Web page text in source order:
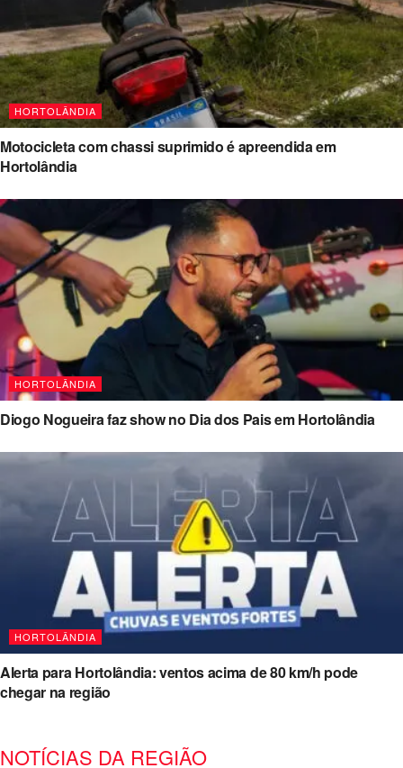
HORTOLÂNDIA
Motocicleta com chassi suprimido é apreendida em
Hortolândia
HORTOLÂNDIA
Diogo Nogueira faz show no Dia dos Pais em Hortolândia
HORTOLÂNDIA
Alerta para Hortolândia: ventos acima de 80 km/h pode
chegar na região
NOTÍCIAS DA REGIÃO